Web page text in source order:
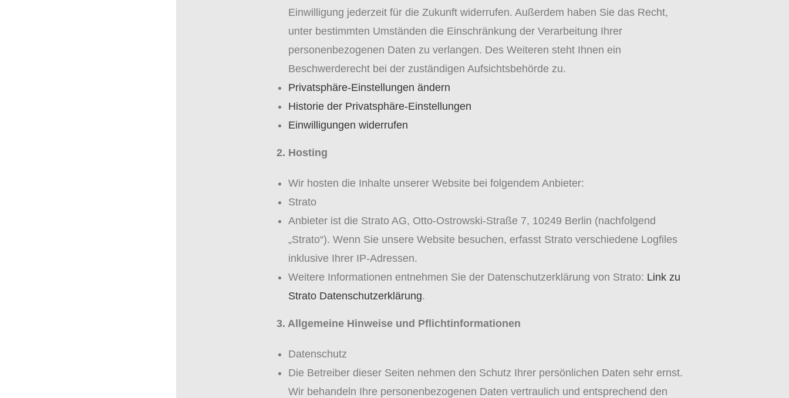
Einwilligung jederzeit für die Zukunft widerrufen. Außerdem haben Sie das Recht,
unter bestimmten Umständen die Einschränkung der Verarbeitung Ihrer
personenbezogenen Daten zu verlangen. Des Weiteren steht Ihnen ein
Beschwerderecht bei der zuständigen Aufsichtsbehörde zu.
Privatsphäre-Einstellungen ändern
Historie der Privatsphäre-Einstellungen
Einwilligungen widerrufen
2. Hosting
Wir hosten die Inhalte unserer Website bei folgendem Anbieter:
Strato
Anbieter ist die Strato AG, Otto-Ostrowski-Straße 7, 10249 Berlin (nachfolgend
„Strato“). Wenn Sie unsere Website besuchen, erfasst Strato verschiedene Logfiles
inklusive Ihrer IP-Adressen.
Weitere Informationen entnehmen Sie der Datenschutzerklärung von Strato: Link zu
Strato Datenschutzerklärung.
3. Allgemeine Hinweise und Pflichtinformationen
Datenschutz
Die Betreiber dieser Seiten nehmen den Schutz Ihrer persönlichen Daten sehr ernst.
Wir behandeln Ihre personenbezogenen Daten vertraulich und entsprechend den